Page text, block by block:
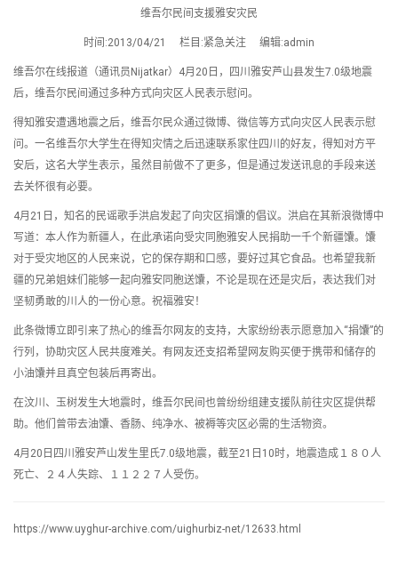
维吾尔民间支援雅安灾民
时间:2013/04/21 栏目:紧急关注 编辑:admin
维吾尔在线报道（通讯员Nijatkar）4月20日，四川雅安芦山县发生7.0级地震
后，维吾尔民间通过多种方式向灾区人民表示慰问。
得知雅安遭遇地震之后，维吾尔民众通过微博、微信等方式向灾区人民表示慰
问。一名维吾尔大学生在得知灾情之后迅速联系家住四川的好友，得知对方平
安后，这名大学生表示，虽然目前做不了更多，但是通过发送讯息的手段来送
去关怀很有必要。
4月21日，知名的民谣歌手洪启发起了向灾区捐馕的倡议。洪启在其新浪微博中
写道：本人作为新疆人，在此承诺向受灾同胞雅安人民捐助一千个新疆馕。馕
对于受灾地区的人民来说，它的保存期和口感，要好过其它食品。也希望我新
疆的兄弟姐妹们能够一起向雅安同胞送馕，不论是现在还是灾后，表达我们对
坚韧勇敢的川人的一份心意。祝福雅安！
此条微博立即引来了热心的维吾尔网友的支持，大家纷纷表示愿意加入“捐馕”的
行列，协助灾区人民共度难关。有网友还支招希望网友购买便于携带和储存的
小油馕并且真空包装后再寄出。
在汶川、玉树发生大地震时，维吾尔民间也曾纷纷组建支援队前往灾区提供帮
助。他们曾带去油馕、香肠、纯净水、被褥等灾区必需的生活物资。
4月20日四川雅安芦山发生里氏7.0级地震，截至21日10时，地震造成１８０人
死亡、２４人失踪、１１２２７人受伤。
https://www.uyghur-archive.com/uighurbiz-net/12633.html